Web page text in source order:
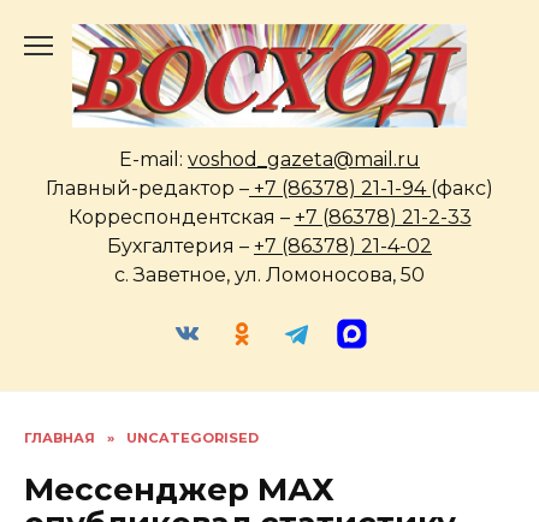
содержанию
E-mail: voshod_gazeta@mail.ru
Главный-редактор – +7 (86378) 21-1-94 (факс)
Корреспондентская – +7 (86378) 21-2-33
Бухгалтерия – +7 (86378) 21-4-02
с. Заветное, ул. Ломоносова, 50
ГЛАВНАЯ » UNCATEGORISED
Мессенджер МАХ